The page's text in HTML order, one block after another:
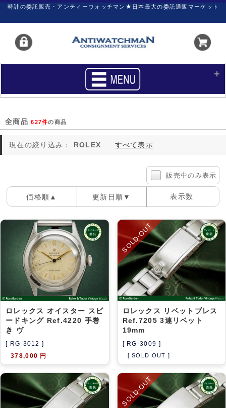
時計の委託販売・アンティーウォッチマン★日本最大の委託通販マーケット
買いたい 売りたい
サポート マイページ
価格ダウン
価格の交渉
アーカイブ ブログ・特集記事
全商品627件の商品
現在の絞り込み： ROLEX すべて表示
販売中のみ表示
価格順▲ 更新日順▼ 表示数
40件
60件
100件
ロレックス オイスター スピ
ードキング Ref.4220 手巻
き ヴ
[ RG-3012 ]
378,000 円
SOLD-OUT
ロレックス リベットブレス
Ref.7205 3連リベット
19mm
[ RG-3009 ]
[ SOLD OUT ]
SOLD-OUT